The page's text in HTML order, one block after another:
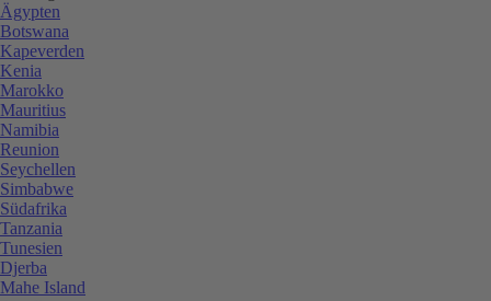
Ägypten
Botswana
Kapeverden
Kenia
Marokko
Mauritius
Namibia
Reunion
Seychellen
Simbabwe
Südafrika
Tanzania
Tunesien
Djerba
Mahe Island